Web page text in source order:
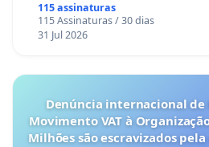
115 assinaturas
115 Assinaturas / 30 dias
31 Jul 2026
Denúncia internacional de
Movimento VAT à
Milhões são escravizados